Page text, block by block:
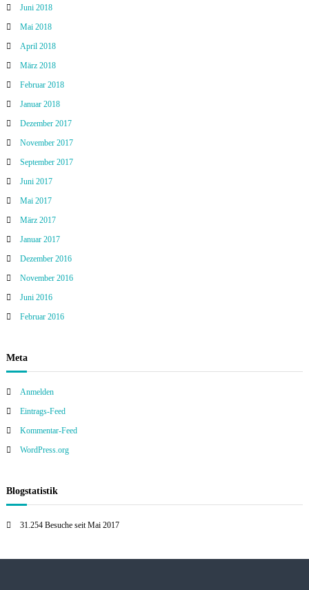
Juni 2018
Mai 2018
April 2018
März 2018
Februar 2018
Januar 2018
Dezember 2017
November 2017
September 2017
Juni 2017
Mai 2017
März 2017
Januar 2017
Dezember 2016
November 2016
Juni 2016
Februar 2016
Meta
Anmelden
Eintrags-Feed
Kommentar-Feed
WordPress.org
Blogstatistik
31.254 Besuche seit Mai 2017